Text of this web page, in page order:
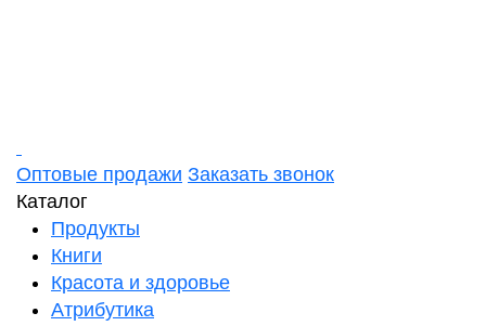
Оптовые продажи Заказать звонок
Каталог
Продукты
Книги
Красота и здоровье
Атрибутика